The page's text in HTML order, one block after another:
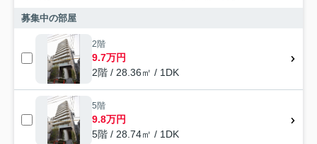
募集中の部屋
2階
9.7万円
2階 / 28.36㎡ / 1DK
5階
9.8万円
5階 / 28.74㎡ / 1DK